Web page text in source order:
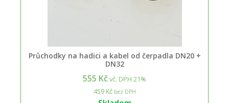
Průchodky na hadici a kabel od čerpadla DN20 +
DN32
555 Kčvč. DPH 21%
459 Kčbez DPH